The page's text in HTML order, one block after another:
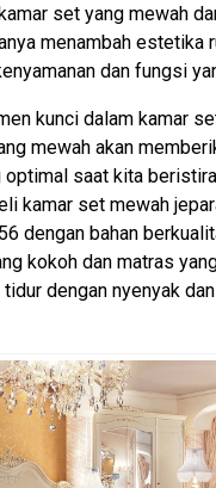
set yang mewah
menambah estetika
dan fungsi
kunci dalam kamar
mewah akan
optimal saat kita
kamar set mewah
dengan bahan
kokoh dan matras
dengan nyenyak